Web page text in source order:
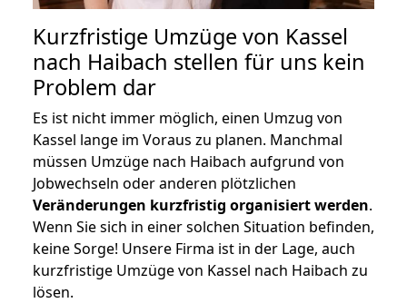
Kurzfristige Umzüge von Kassel
nach Haibach stellen für uns kein
Problem dar
Es ist nicht immer möglich, einen Umzug von
Kassel lange im Voraus zu planen. Manchmal
müssen Umzüge nach Haibach aufgrund von
Jobwechseln oder anderen plötzlichen
Veränderungen kurzfristig organisiert werden.
Wenn Sie sich in einer solchen Situation befinden,
keine Sorge! Unsere Firma ist in der Lage, auch
kurzfristige Umzüge von Kassel nach Haibach zu
lösen.